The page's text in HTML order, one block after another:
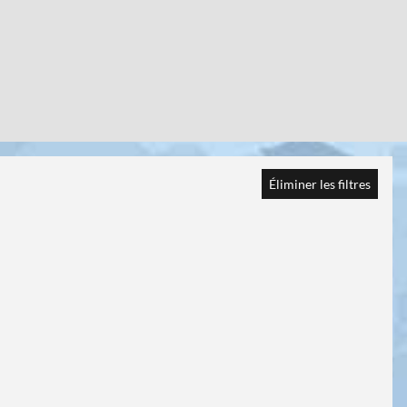
Éliminer les filtres